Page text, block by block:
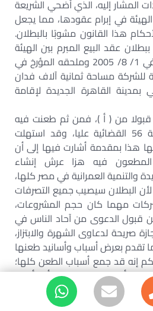
المشار إليه، الذي أضحي الشريعة
الهيئة في إبرام عقودها، مما يجعل
هذا القانون مشوبًا بالبطلان.
عقد البيع المبرم بين الهيئة
والشركة السالفتي الذكر في 1/ 8/ 2005 وملحقه المؤرخ في
الهيئة للشركة مساحة ثمانية آلاف فدان
بمدينة القاهرة الجديدة لإقامة
من ( أ )، فمن ثم طعنت فيه
بالطعن رقم 30952 لسنة 56 القضائية عليا، وقد استهلت
هذا بمقدمة أشارت فيها إلى أن
فيه هزا عرش إنشاء
والتنمية العمرانية في مصر كلها،
البطلان سيصيب جميع التصرفات
مهما كان حجم المشروعات،
قبول الدعوى من آحاد الناس في
صريحة لدعاوى الشهرة والابتزاز،
تقدم بعرض أسباب وأسانيد طعنها
إنه قد جمع أسباب الطعن كلها؛
فيه أحكام القانون … وأخطأ في
صور الفساد في الاستدلال،